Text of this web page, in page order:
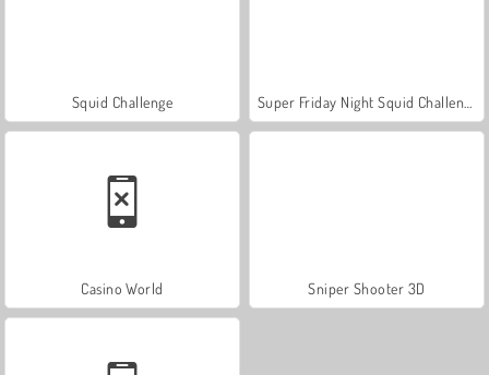
Squid Challenge
Casino World Sniper Shooter 3D